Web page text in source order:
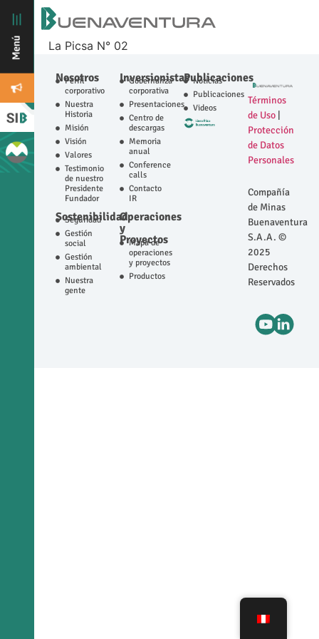
La Picsa N° 02
Nosotros
Perfil
corporativo
Nuestra
Historia
Misión
Visión
Valores
Testimonio
de nuestro
Presidente
Fundador
Sostenibilidad
Seguridad
Gestión
social
Gestión
ambiental
Nuestra
gente
Inversionistas
Gobernanza
corporativa
Presentaciones
Centro de
descargas
Memoria
anual
Conference
calls
Contacto
IR
Operaciones
y
Proyectos
Mapa de
operaciones
y proyectos
Productos
Publicaciones
Noticias
Publicaciones
Videos
Términos
de Uso
Protección
de Datos
Personales
Compañía
de Minas
Buenaventura
S.A.A. ©
2025
Derechos
Reservados